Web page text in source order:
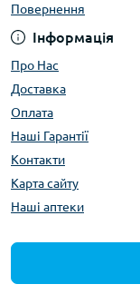
Повернення
Інформація
Про Нас
Доставка
Оплата
Наші Гарантії
Контакти
Карта сайту
Наші аптеки